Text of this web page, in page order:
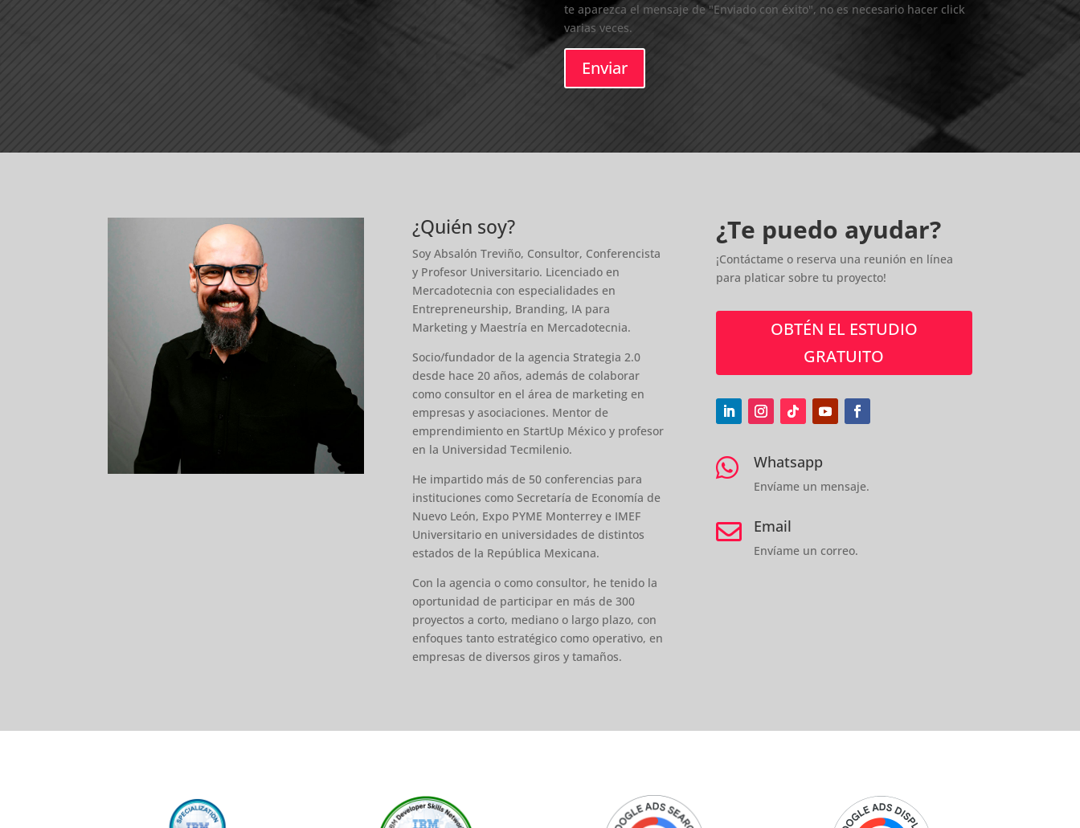
te aparezca el mensaje de "Enviado con éxito", no es necesario hacer click
varias veces.
Enviar
¿Quién soy?
Soy Absalón Treviño, Consultor, Conferencista
y Profesor Universitario. Licenciado en
Mercadotecnia con especialidades en
Entrepreneurship, Branding, IA para
Marketing y Maestría en Mercadotecnia.
Socio/fundador de la agencia Strategia 2.0
desde hace 20 años, además de colaborar
como consultor en el área de marketing en
empresas y asociaciones. Mentor de
emprendimiento en StartUp México y profesor
en la Universidad Tecmilenio.
He impartido más de 50 conferencias para
instituciones como Secretaría de Economía de
Nuevo León, Expo PYME Monterrey e IMEF
Universitario en universidades de distintos
estados de la República Mexicana.
Con la agencia o como consultor, he tenido la
oportunidad de participar en más de 300
proyectos a corto, mediano o largo plazo, con
enfoques tanto estratégico como operativo, en
empresas de diversos giros y tamaños.
¿Te puedo ayudar?
¡Contáctame o reserva una reunión en línea
para platicar sobre tu proyecto!
OBTÉN EL ESTUDIO
GRATUITO
 Whatsapp
Envíame un mensaje.
 Email
Envíame un correo.